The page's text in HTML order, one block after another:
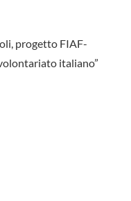
progetto FIAF-
italiano”